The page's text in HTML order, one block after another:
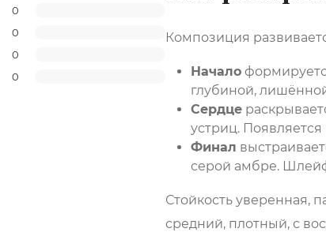
0
0
0
0
Композиция
Начало
глубиной,
Сердце
устриц.
Финал
серой амбре.
Стойкость уверенная,
средний, плотный, с